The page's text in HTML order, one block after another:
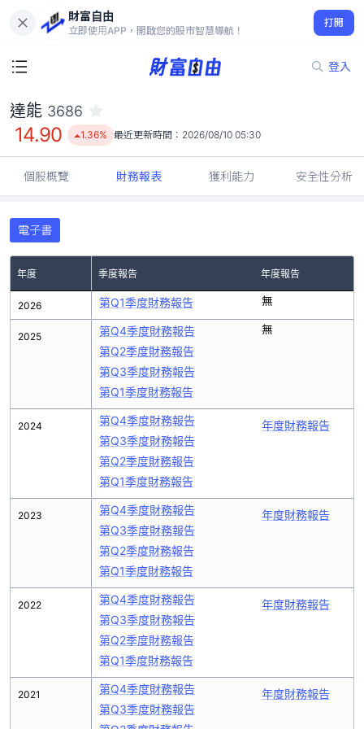
財富自由
立即使用APP，開啟您的股市智慧導航！
打開
登入
14.90
1.36%
達能 3686
14.90 1.36% 最近更新時間： 2026/08/10 05:30
個股概覽 財務報表 獲利能力 安全性分析
電子書
年度 季度報告 年度報告
2026
2025
2024
2023
2022
2021
第Q1季度財務報告 無
第Q4季度財務報告
第Q2季度財務報告
第Q3季度財務報告
第Q1季度財務報告
無
第Q4季度財務報告
第Q3季度財務報告
第Q2季度財務報告
第Q1季度財務報告
年度財務報告
第Q4季度財務報告
第Q3季度財務報告
第Q2季度財務報告
第Q1季度財務報告
年度財務報告
第Q4季度財務報告
第Q3季度財務報告
第Q2季度財務報告
第Q1季度財務報告
年度財務報告
第Q4季度財務報告
第Q3季度財務報告
年度財務報告